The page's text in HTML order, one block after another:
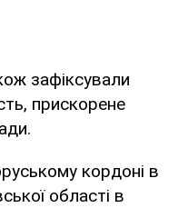
зафіксували
прискорене
кордоні в
області в